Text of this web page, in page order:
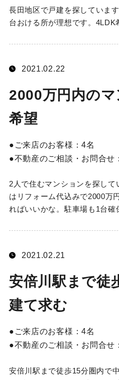
長田地区で戸建を探していま
台おける所が理想です。4LDK
2021.02.22
2000万円内の
希望
ご来店のお客様：4名
不動産のご相談・お問合せ：
2人で住むマンションを探し
はリフォーム代込みで2000万
ればいいかな。駐車場も1台確
2021.02.21
安倍川駅まで徒
建て求む
ご来店のお客様：4名
不動産のご相談・お問合せ：
安倍川駅まで徒歩15分圏内で